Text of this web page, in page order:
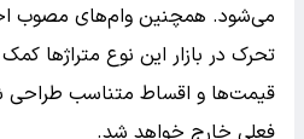
می‌شود. همچنین وام‌های مصوب
تحرک در بازار این نوع متراژ‌ها
قیمت‌ها و اقساط متناسب طراحی
فعلی خارج خواهد شد.